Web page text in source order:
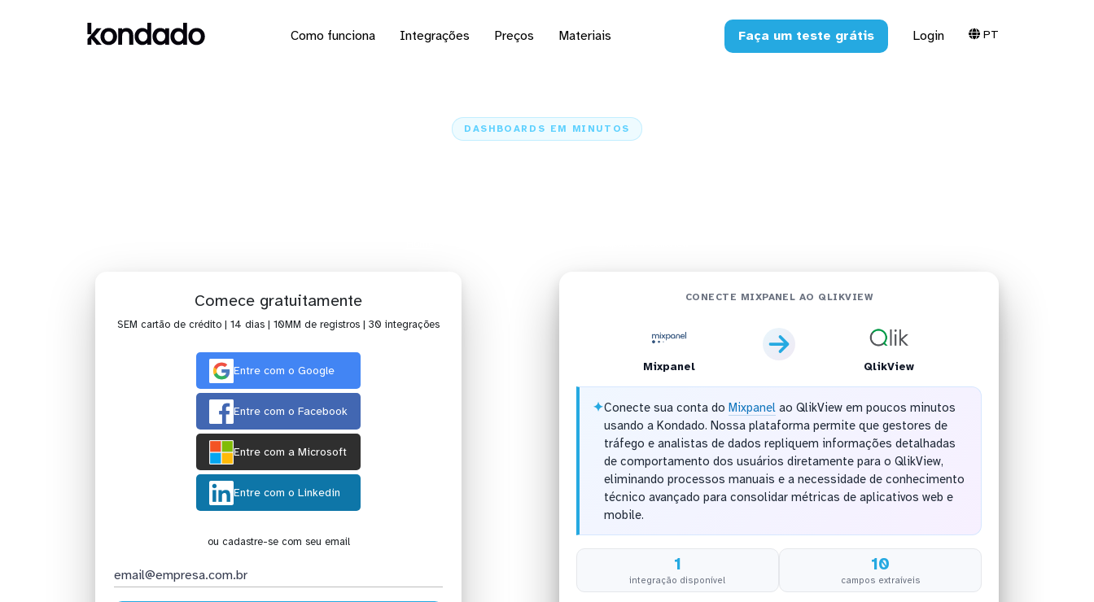
Como funciona Integrações Preços Materiais Faça um teste grátis Login PT
DASHBOARDS EM MINUTOS
Comece gratuitamente
SEM cartão de crédito | 14 dias | 10MM de registros | 30 integrações
Entre com o Google
Entre com o Facebook
Entre com a Microsoft
Entre com o Linkedin
ou cadastre-se com seu email
CONECTE MIXPANEL AO QLIKVIEW
Mixpanel QlikView
✦Conecte sua conta do Mixpanelao QlikView em poucos minutos
usando a Kondado. Nossa plataforma permite que gestores de
tráfego e analistas de dados repliquem informações detalhadas
de comportamento dos usuários diretamente para o QlikView,
eliminando processos manuais e a necessidade de conhecimento
técnico avançado para consolidar métricas de aplicativos web e
mobile.
1
integração disponível
10
campos extraíveis